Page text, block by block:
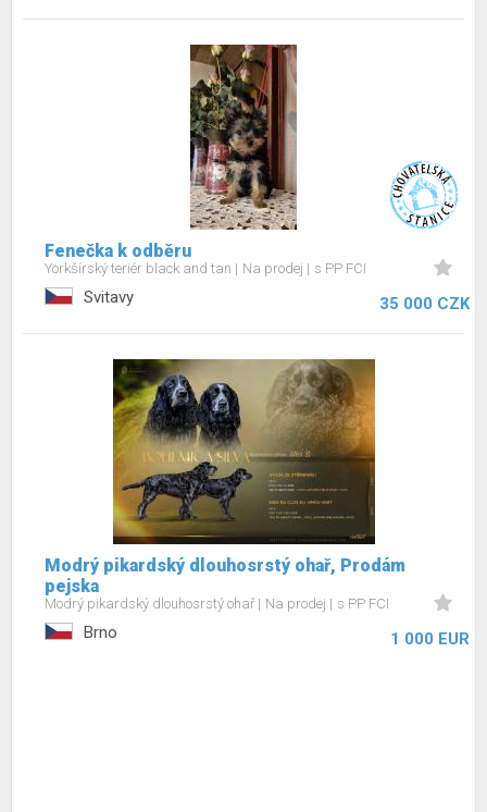
Fenečka k odběru
Yorkšírský teriér black and tan Na prodej s PP FCI
Svitavy 35 000 CZK
Modrý pikardský dlouhosrstý ohař, Prodám
pejska
Modrý pikardský dlouhosrstý ohař Na prodej s PP FCI
Brno 1 000 EUR